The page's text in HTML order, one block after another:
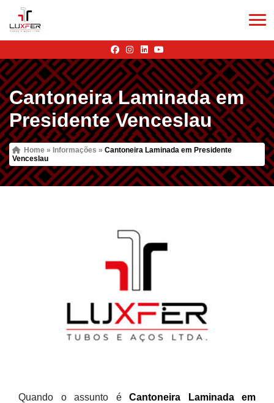
Cantoneira Laminada em
Presidente Venceslau
Home » Informações » Cantoneira Laminada em Presidente
Venceslau
Quando o assunto é Cantoneira Laminada em